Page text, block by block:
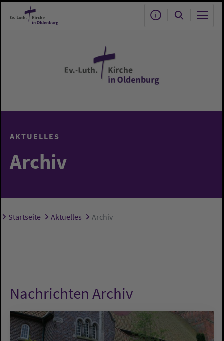
Zum Hauptinhalt springen
AKTUELLES
Archiv
Sie sind hier:
Startseite Aktuelles Archiv
Nachrichten Archiv